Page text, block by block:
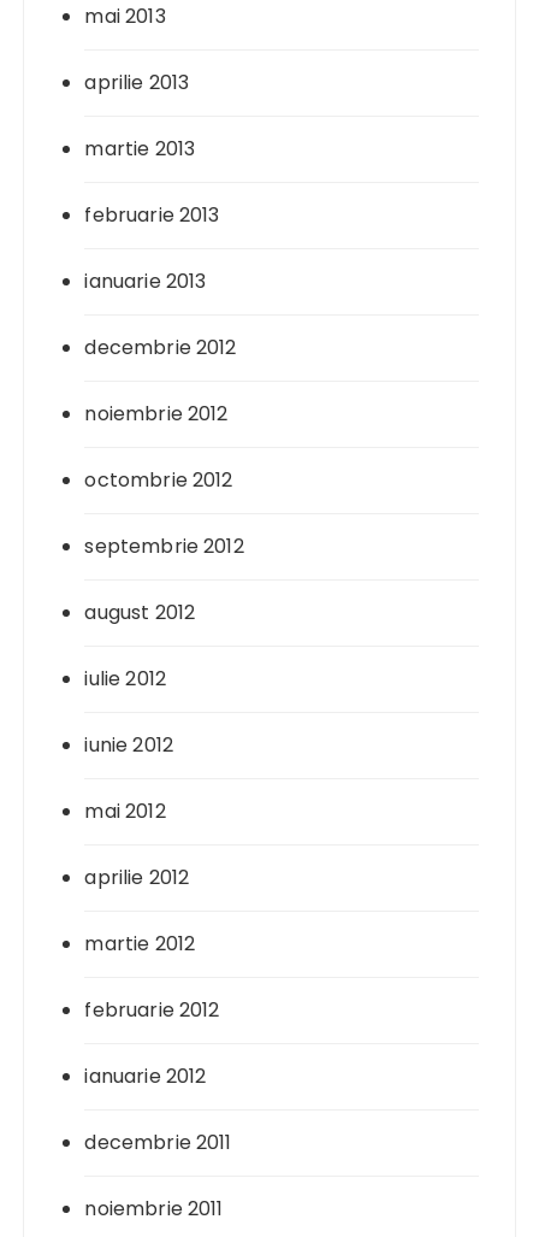
mai 2013
aprilie 2013
martie 2013
februarie 2013
ianuarie 2013
decembrie 2012
noiembrie 2012
octombrie 2012
septembrie 2012
august 2012
iulie 2012
iunie 2012
mai 2012
aprilie 2012
martie 2012
februarie 2012
ianuarie 2012
decembrie 2011
noiembrie 2011